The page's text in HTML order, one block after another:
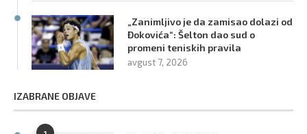
„Zanimljivo je da zamisao dolazi od
Đokovića“: Šelton dao sud o
promeni teniskih pravila
avgust 7, 2026
IZABRANE OBJAVE